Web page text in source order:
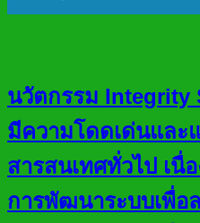
นวัตกรรม Integrity
มีความโดดเด่นและ
สารสนเทศทั่วไป เนื่
การพัฒนาระบบเพื่อ